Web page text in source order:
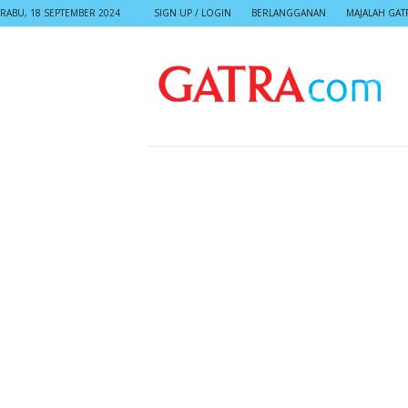
RABU, 18 SEPTEMBER 2024 SIGN UP / LOGIN BERLANGGANAN MAJALAH